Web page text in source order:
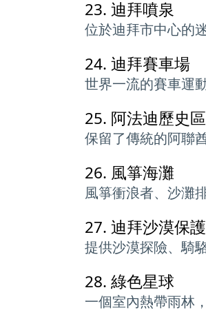
23. 迪拜噴泉
位於迪拜市中心的
24. 迪拜賽車場
世界一流的賽車運
25. 阿法迪歷史區
保留了傳統的阿聯
26. 風箏海灘
風箏衝浪者、沙灘
27. 迪拜沙漠保
提供沙漠探險、騎
28. 綠色星球
一個室內熱帶雨林